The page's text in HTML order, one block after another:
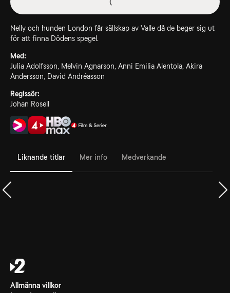
Nelly och hunden London får sällskap av Valle då de beger sig ut
för att finna Dödens spegel.
Med:
Julia Adolfsson, Melvin Agnarson, Anni Emilia Alentola, Akira
Andersson, David Andréasson
Regissör:
Johan Rosell
Liknande titlar Mer info Medverkande
Allmänna villkor